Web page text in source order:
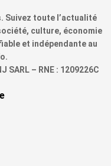
Suivez toute l’actualité
culture, économie
et indépendante au
– RNE : 1209226C